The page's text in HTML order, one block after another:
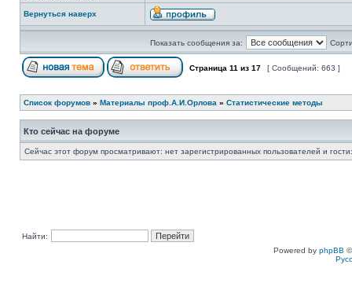
Вернуться наверх
Показать сообщения за:
Страница 11 из 17 [ Сообщений: 663 ]
Список форумов » Материалы проф.А.И.Орлова » Статистические методы
Кто сейчас на форуме
Сейчас этот форум просматривают: нет зарегистрированных пользователей и
Найти:
Powered by phpBB